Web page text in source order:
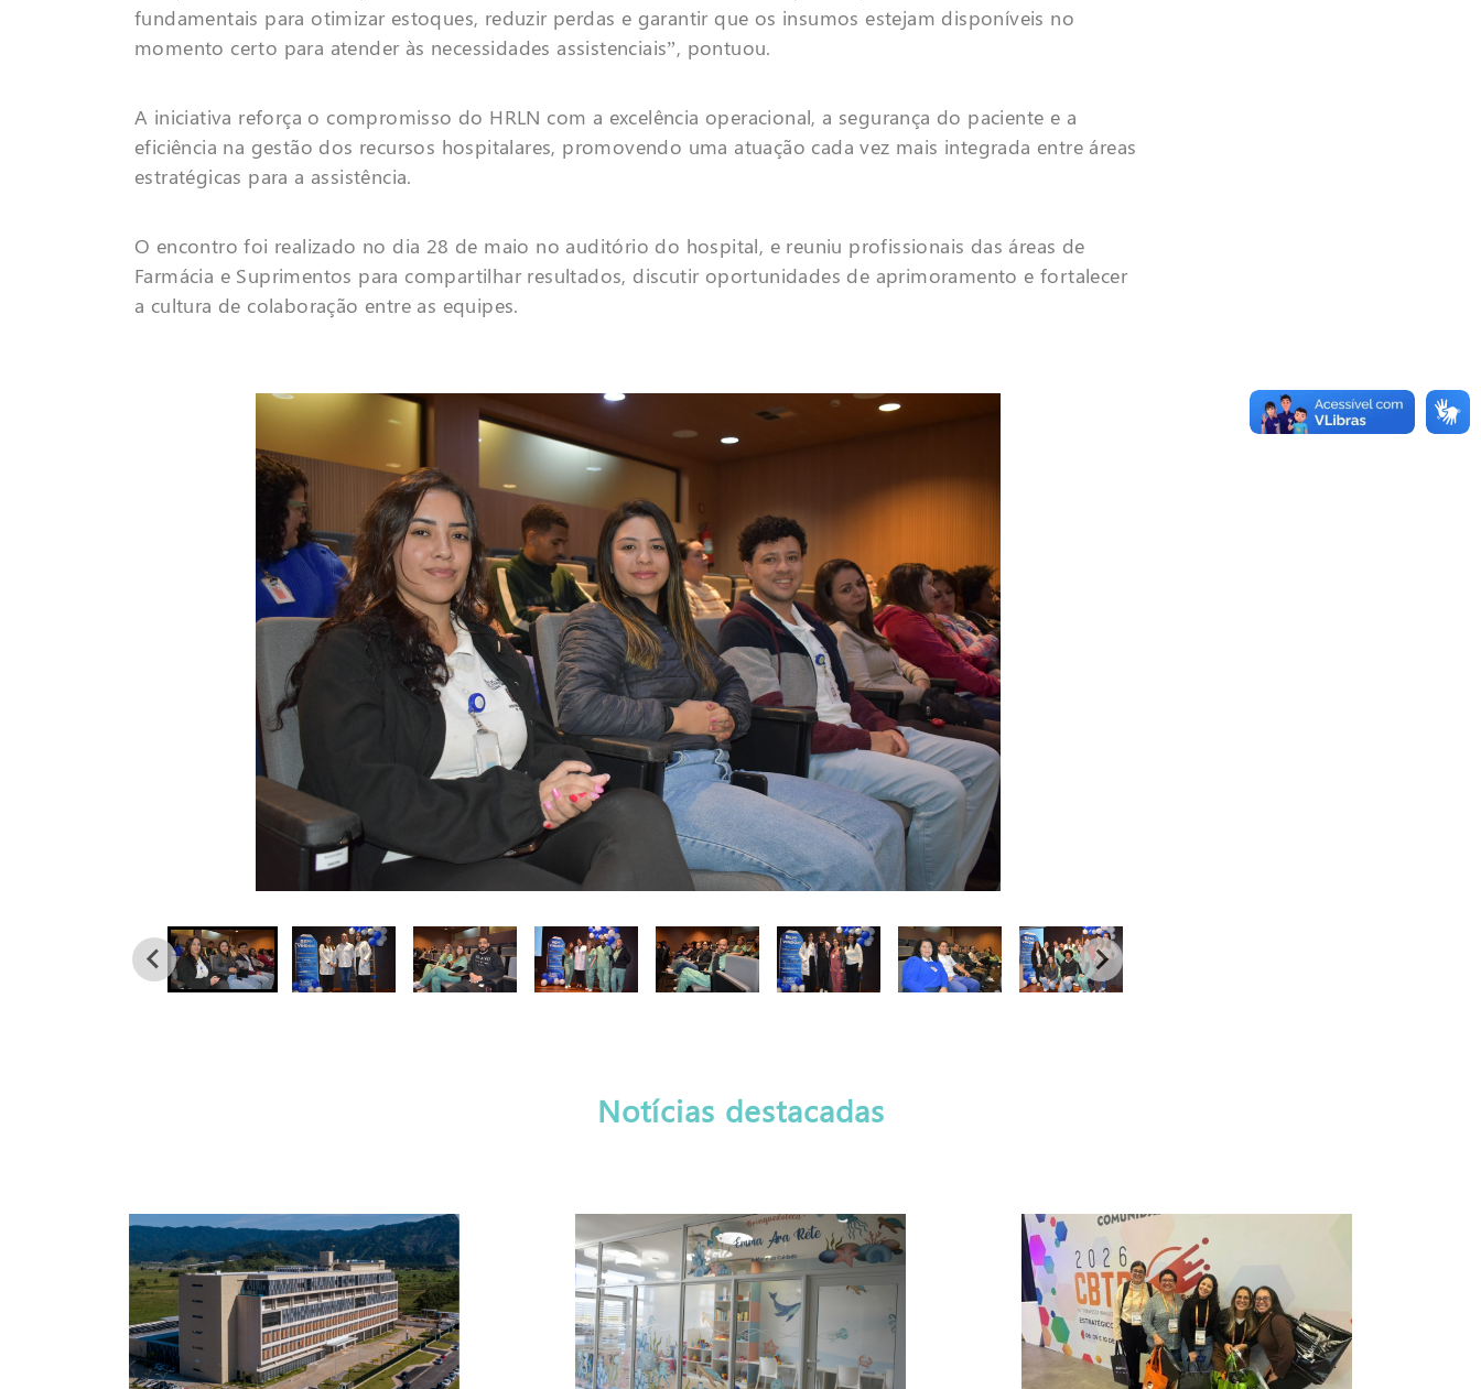
fundamentais para otimizar estoques, reduzir perdas e garantir que os insumos estejam disponíveis no
momento certo para atender às necessidades assistenciais”, pontuou.
A iniciativa reforça o compromisso do HRLN com a excelência operacional, a segurança do paciente e a
eficiência na gestão dos recursos hospitalares, promovendo uma atuação cada vez mais integrada entre áreas
estratégicas para a assistência.
O encontro foi realizado no dia 28 de maio no auditório do hospital, e reuniu profissionais das áreas de
Farmácia e Suprimentos para compartilhar resultados, discutir oportunidades de aprimoramento e fortalecer
a cultura de colaboração entre as equipes.
Notícias destacadas